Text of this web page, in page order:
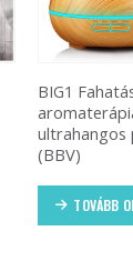
BIG1
ultrahangos
(BBV)
TOVÁBB